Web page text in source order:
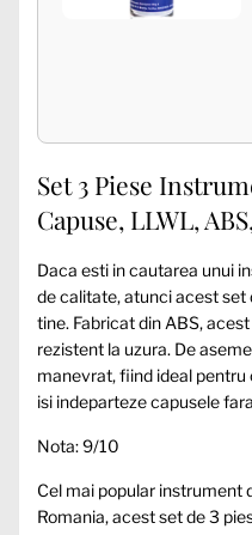
Set 3 Piese
Capuse, LLWL,
Daca esti in cautarea unui
de calitate, atunci acest
tine. Fabricat din ABS,
rezistent la uzura. De
manevrat, fiind ideal pentru
isi indeparteze capusele
Nota: 9/10
Cel mai popular instrument
Romania, acest set de 3